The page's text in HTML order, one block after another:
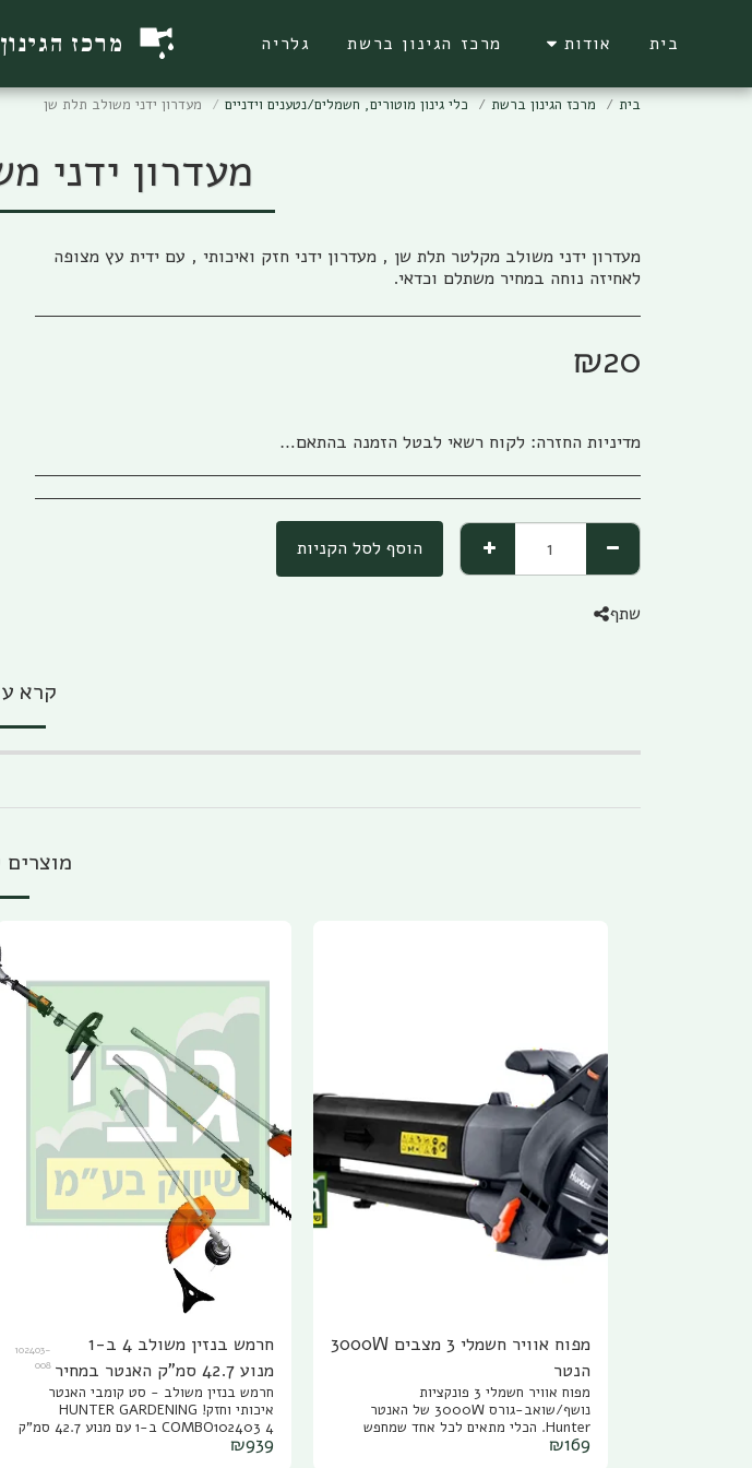
בית אודות מרכז הגינון ברשת גלריה מרכז
בית מרכז הגינון ברשת כלי גינון מוטורים, חשמלים/נטענים וידניים מעדרון ידני משולב תלת שן
מעדרון ידני
מעדרון ידני משולב מקלטר תלת שן , מעדרון ידני חזק ואיכותי , עם ידית עץ מצופה
לאחיזה נוחה במחיר משתלם וכדאי.
₪20
מדיניות החזרה: לקוח רשאי לבטל הזמנה בהתאם להוראות חוק הגנת הצרכן, התשמ&quot;א – 1981 אפריל (להלן: &quot;חוק הגנת הצרכן&quot;) והתקנות שהותקנו על פיו. ניתן לבטל את העסקה באמצעות פניה טלפונית לגבי שיווק (04-673013/5) או פניה לפקס (04-6735014) או בדואר אלקטרוני לשירות הלקוחות של החברה ((office@gabi-marketing.co.il. ביטול העסקה למוצרים שעוד לא נשלחו – ללא כל עלות וזיכוי מלא על כל הסכום ששולם. ביטול עסקה למוצרים שנשלחו - יש להשיב את המוצר לחברה כאשר כל העלויות הכרוכות בהובלת המוצר (מ ואל) החזרת המוצר תחולנה על הלקוח, במקרה של מוצר במבצע של משלוח חינם (על חשבון חברת גבי שיווק) בעת ביטול עסקה יוחזר ללקוח מלוא הסכום ששולם בקיזוז עלות המשלוח כפי ובהתאם לעלות שחלה על חברת גבי שיווק. למוצרים שעדיין לא הגיעו ללקוח מסיבות שונות, והלקוח מעוניין לבטל עסקה, החברה רשאית להמתין זמן סביר לבירור סטאטוס המשלוח ולאחר הגעתו/החזרתו לחברת גבי שיווק תפעל החברה לזיכוי מיידי של הלקוח. לפנים מהחוק ומשורת הדין: החברה תזכה בסכום המלא ששולם ולא תגבה דמי ביטול /השתתפות כלשהם למעט עלויות השילוח. החזרת המוצר תיעשה כשהוא באריזתו המקורית בצירוף החשבונית המקורית ושעדיין לא חלפו 14 יום מתאריך רכישת המוצר. למוצרים שנרכשו לפי הזמנה מיוחדת או שהותאמו במידות/צבע/דגם מיוחד לפי ההזמנה החברה תשתדל לעזור ותזכה בהתאם ליכולת והאפשרות שלה למכור את המוצר, ולזכות בהתאם למצב. אבל בהתאם לחוק לא ניתן להתחייב לנושא
הוסף לסל הקניות
שתף
קרא
מפוח אוויר חשמלי 3 מצבים 3000W
הנטר
מפוח אוויר חשמלי 3 פונקציות
נושף/שואב-גורס 3000W של האנטר
Hunter. הכלי מתאים לכל אחד שמחפש
פתרון יעיל לניקוי החצר, הגינה,המדשאה,
₪169
חרמש בנזין משולב 4 ב-1
מנוע 42.7 סמ"ק האנטר במחיר
מיוחד והטבה יחודית ושליח
חינם
102403-
008
חרמש בנזין משולב - סט קומבי האנטר
איכותי וחזק! HUNTER GARDENING
COMBO102403 4 ב-1 עם מנוע 42.7 סמ"ק
₪939